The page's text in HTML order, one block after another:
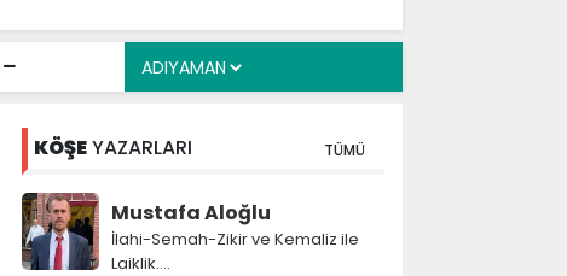
KÖŞEYAZARLARI TÜMÜ
Mustafa Aloğlu
İlahi-Semah-Zikir ve Kemaliz ile
Laiklik….